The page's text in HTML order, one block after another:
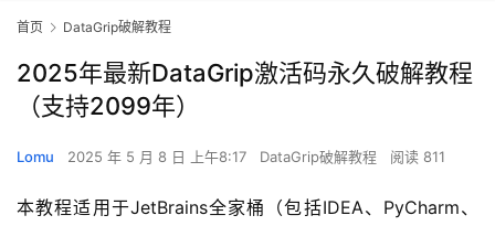
首页 DataGrip破解教程
2025年最新DataGrip激活码永久破解教程
（支持2099年）
Lomu 2025 年 5 月 8 日 上午8:17 DataGrip破解教程 阅读 811
本教程适用于JetBrains全家桶（包括IDEA、PyCharm、